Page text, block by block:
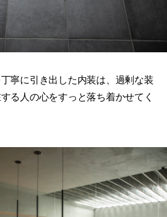
寧に引き出した内装は、過剰な装
る人の心をすっと落ち着かせてく